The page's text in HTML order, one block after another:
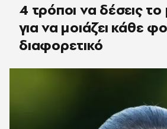
4 τρόποι να δέσεις το
για να μοιάζει κάθε
διαφορετικό